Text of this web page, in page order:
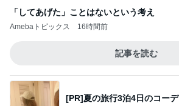
「してあげた」ことはないという考え
Amebaトピックス 16時間前
記事を読む
[PR]夏の旅行3泊4日のコーデ